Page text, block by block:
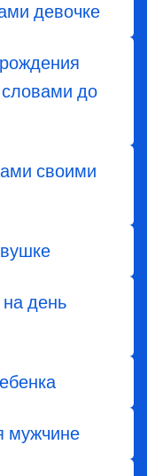
девочке
до
своими
день
мужчине